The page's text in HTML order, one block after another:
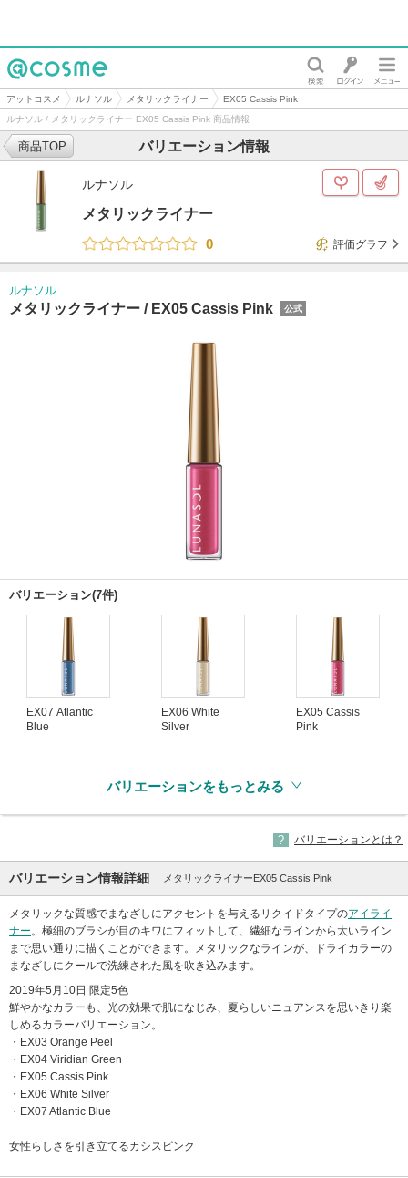
@cosme
アットコスメ ルナソル メタリックライナー
EX05 Cassis Pink
ルナソル / メタリックライナー EX05 Cassis Pink 商品情報
バリエーション情報
商品TOP
ルナソル
メタリックライナー
0
評価グラフ
ルナソル
メタリックライナー / EX05 Cassis Pink 公式
バリエーション(7件)
EX07 Atlantic
Blue
EX06 White
Silver
EX05 Cassis
Pink
バリエーションをもっとみる
バリエーションとは？
バリエーション情報詳細 メタリックライナーEX05 Cassis Pink
メタリックな質感でまなざしにアクセントを与えるリクイドタイプのアイライ
ナー。極細のブラシが目のキワにフィットして、繊細なラインから太いライン
まで思い通りに描くことができます。メタリックなラインが、ドライカラーの
まなざしにクールで洗練された風を吹き込みます。
2019年5月10日 限定5色
鮮やかなカラーも、光の効果で肌になじみ、夏らしいニュアンスを思いきり楽
しめるカラーバリエーション。
・EX03 Orange Peel
・EX04 Viridian Green
・EX05 Cassis Pink
・EX06 White Silver
・EX07 Atlantic Blue
女性らしさを引き立てるカシスピンク